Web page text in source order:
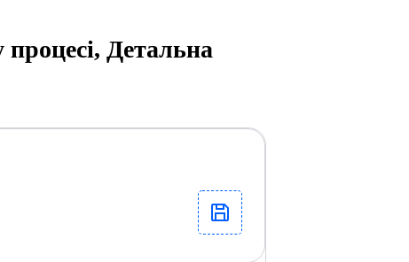
Детальна